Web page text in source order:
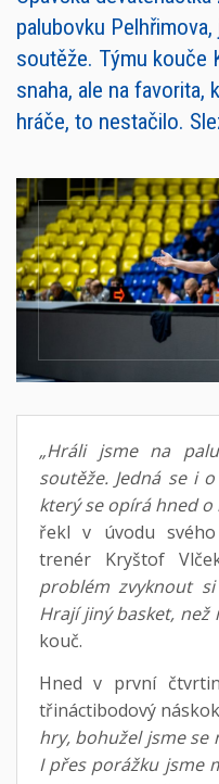
palubovku
soutěže. Týmu kouče
snaha, ale na favorita,
hráče, to nestačilo.
„Hráli jsme na
soutěže. Jedná se i
který se opírá hned
řekl v úvodu svého
trenér Kryštof
problém zvyknout
Hrají jiný basket, než
kouč.
Hned v první
třináctibodový
hry, bohužel jsme se
I přes porážku jsme